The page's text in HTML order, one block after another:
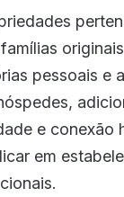
pessoais e
e conexão
em